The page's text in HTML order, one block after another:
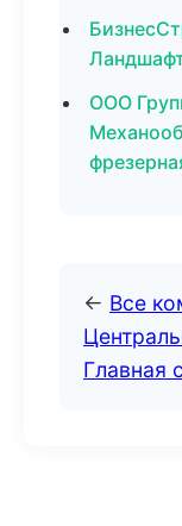
ООО
← Все
Главная